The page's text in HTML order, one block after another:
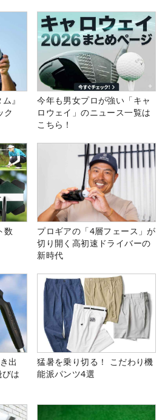
』
ク
今年も男女プロが強い「キャ
ロウェイ」のニュース一覧は
こちら！
数
プロギアの「4層フェース」が
切り開く高初速ドライバーの
新時代
出
は
猛暑を乗り切る！ こだわり機
能派パンツ4選